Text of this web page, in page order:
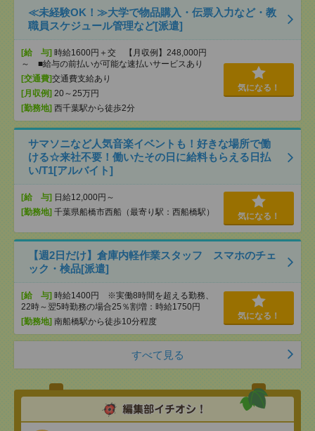
≪未経験OK！≫大学で物品購入・伝票入力など・教
職員スケジュール管理など[派遣]
[給 与] 時給1600円＋交 【月収例】248,000円
～ ■給与の前払いが可能な速払いサービスあり
[交通費]交通費支給あり
[月収例] 20～25万円
[勤務地] 西千葉駅から徒歩2分
気になる！
サマソニなど人気音楽イベントも！好きな場所で働
ける☆来社不要！働いたその日に給料もらえる日払
い/T1[アルバイト]
[給 与] 日給12,000円～
[勤務地] 千葉県船橋市西船（最寄り駅：西船橋駅） 気になる！
【週2日だけ】倉庫内軽作業スタッフ スマホのチェ
ック・検品[派遣]
[給 与] 時給1400円 ※実働8時間を超える勤務、
22時～翌5時勤務の場合25％割増：時給1750円
[勤務地] 南船橋駅から徒歩10分程度
気になる！
すべて見る